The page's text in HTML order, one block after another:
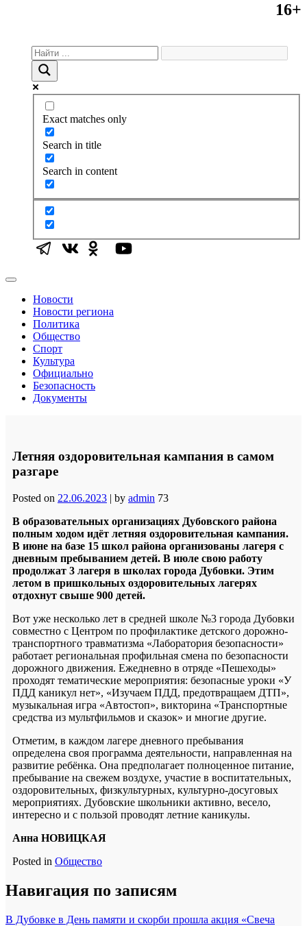
16+
Exact matches only
Search in title
Search in content
Новости
Новости региона
Политика
Общество
Спорт
Культура
Официально
Безопасность
Документы
Летняя оздоровительная кампания в самом
разгаре
Posted on 22.06.2023 | by admin 73
В образовательных организациях Дубовского района
полным ходом идёт летняя оздоровительная кампания.
В июне на базе 15 школ района организованы лагеря с
дневным пребыванием детей. В июле свою работу
продолжат 3 лагеря в школах города Дубовки. Этим
летом в пришкольных оздоровительных лагерях
отдохнут свыше 900 детей.
Вот уже несколько лет в средней школе №3 города Дубовки
совместно с Центром по профилактике детского дорожно-
транспортного травматизма «Лаборатория безопасности»
работает региональная профильная смена по безопасности
дорожного движения. Ежедневно в отряде «Пешеходы»
проходят тематические мероприятия: безопасные уроки «У
ПДД каникул нет», «Изучаем ПДД, предотвращаем ДТП»,
музыкальная игра «Автостоп», викторина «Транспортные
средства из мультфильмов и сказок» и многие другие.
Отметим, в каждом лагере дневного пребывания
определена своя программа деятельности, направленная на
развитие ребёнка. Она предполагает полноценное питание,
пребывание на свежем воздухе, участие в воспитательных,
оздоровительных, физкультурных, культурно-досуговых
мероприятиях. Дубовские школьники активно, весело,
интересно и с пользой проводят летние каникулы.
Анна НОВИЦКАЯ
Posted in Общество
Навигация по записям
В Дубовке в День памяти и скорби прошла акция «Свеча